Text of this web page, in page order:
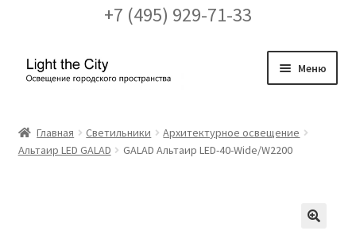
+7 (495) 929-71-33
Перейти
Перейти
Меню
FAQ про кронштейны
Главная Светильники
Архитектурное освещение
Альтаир LED GALAD
GALAD Альтаир LED-40-Wide/W2200